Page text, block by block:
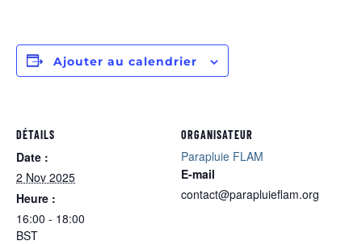
Ajouter au calendrier
DÉTAILS
Date :
2 Nov 2025
Heure :
16:00 - 18:00
BST
ORGANISATEUR
Parapluie FLAM
E-mail
contact@parapluieflam.org